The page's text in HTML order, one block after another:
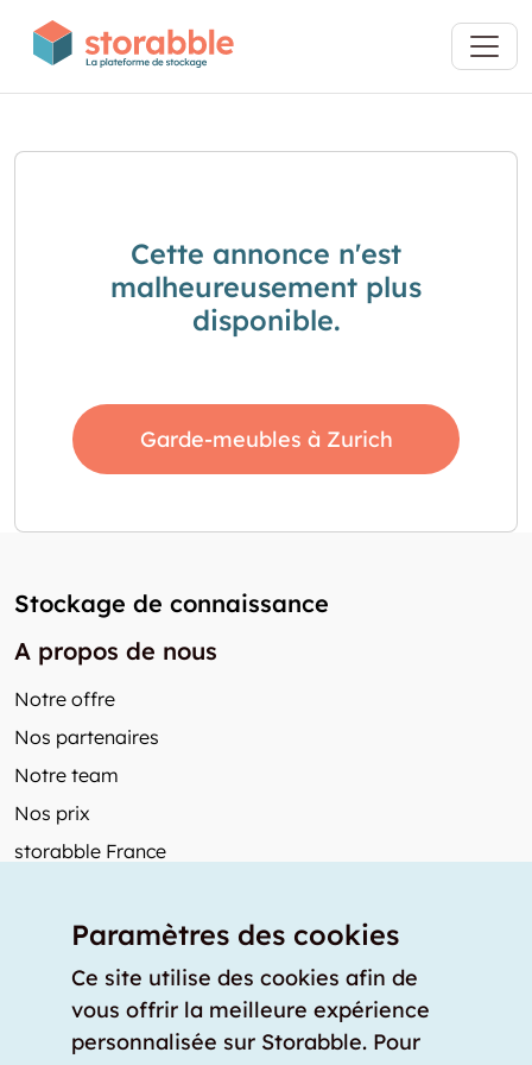
Cette annonce n'est
malheureusement plus
disponible.
Garde-meubles à Zurich
Stockage de connaissance
A propos de nous
Notre offre
Nos partenaires
Notre team
Nos prix
storabble France
Articles de presse
Comment calculer la capacité d'un garde-meuble?
Quel est le tarif moyen d'un garde-meuble?
Paramètres des cookies
Ce site utilise des cookies afin de
vous offrir la meilleure expérience
personnalisée sur Storabble. Pour